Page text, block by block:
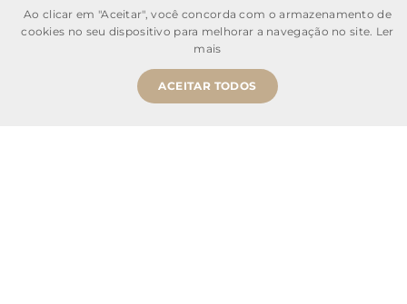
Ao clicar em "Aceitar", você concorda com o armazenamento de
cookies no seu dispositivo para melhorar a navegação no site. Ler
mais
ACEITAR TODOS